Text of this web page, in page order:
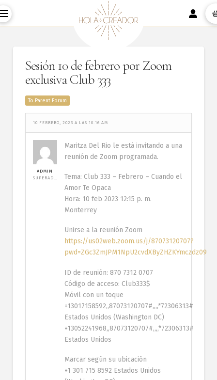
Sesión 10 de febrero por Zoom
exclusiva Club 333
To Parent Forum
10 FEBRERO, 2023 A LAS 10:16 AM
ADMIN
Maritza Del Rio le está invitando a una
reunión de Zoom programada.
Tema: Club 333 – Febrero – Cuando el
Amor Te Opaca
Hora: 10 feb 2023 12:15 p. m.
Monterrey
Unirse a la reunión Zoom
https://us02web.zoom.us/j/87073120707?
pwd=ZGc3ZmJPM1NpU2cvdXByZHZKYmczdz09
ID de reunión: 870 7312 0707
Código de acceso: Club333$
Móvil con un toque
+13017158592,,87073120707#,,,,*72306313#
Estados Unidos (Washington DC)
+13052241968,,87073120707#,,,,*72306313#
Estados Unidos
Marcar según su ubicación
+1 301 715 8592 Estados Unidos